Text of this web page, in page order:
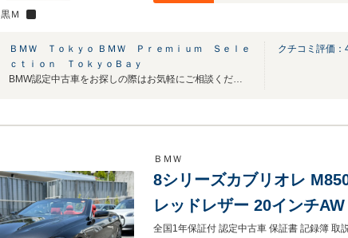
黒Ｍ
ＢＭＷ Ｔｏｋｙｏ ＢＭＷ Ｐｒｅｍｉｕｍ Ｓｅｌｅ
ｃｔｉｏｎ ＴｏｋｙｏＢａｙ
BMW認定中古車をお探しの際はお気軽にご相談ください。
クチコミ評価：
ＢＭＷ
8シリーズカブリオレ
レッドレザー 20インチ
ー 全周囲カメラ 前後セン